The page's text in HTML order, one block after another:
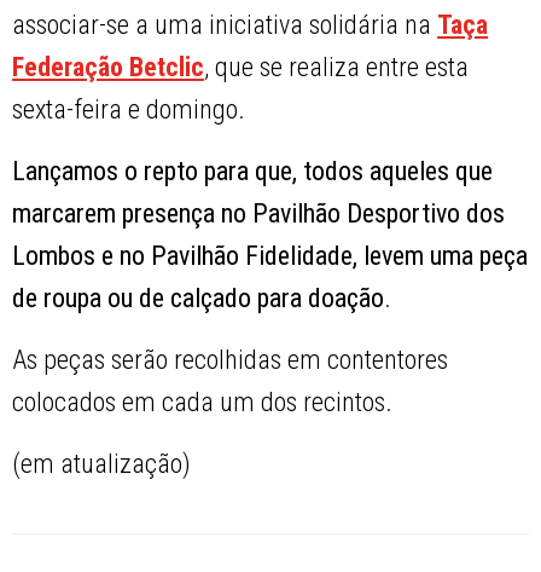
associar-se a uma iniciativa solidária na Taça
Federação Betclic, que se realiza entre esta
sexta-feira e domingo.
Lançamos o repto para que, todos aqueles que
marcarem presença no Pavilhão Desportivo dos
Lombos e no Pavilhão Fidelidade, levem uma peça
de roupa ou de calçado para doação.
As peças serão recolhidas em contentores
colocados em cada um dos recintos.
(em atualização)